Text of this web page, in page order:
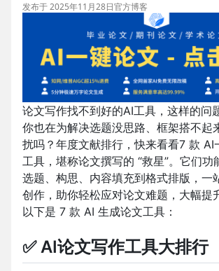
发布于 2025年11月28日官方博客
论文写作找不到好的AI工具，这样的问
你也在为解决选题没思路、框架搭不起
扰吗？年度文献排行，快来看看7 款 AI
工具，堪称论文撰写的 “救星”。它们功
选题、构思、内容填充到格式排版，一
创作，助你轻松应对论文难题，大幅提
以下是 7 款 AI 生成论文工具：
✅AI论文写作工具大排行